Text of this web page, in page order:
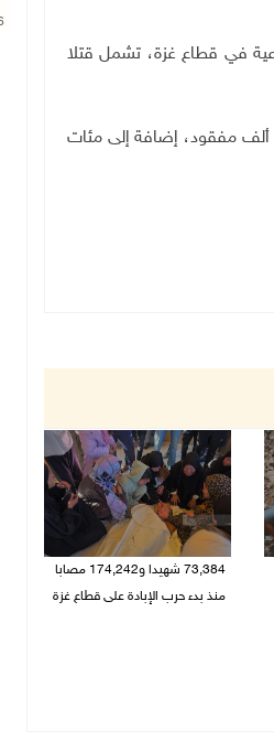
جماعية في قطاع غزة، تشمل قتلا
وخلفت الإبادة أكثر من 187 ألف شهيد وجريح معظمهم أطفال ونساء، وما يزيد على 11 ألف مفقود، إضافة إلى مئات
73,384 شهيدا و174,242 مصابا
منذ بدء حرب الإبادة على قطاع غزة